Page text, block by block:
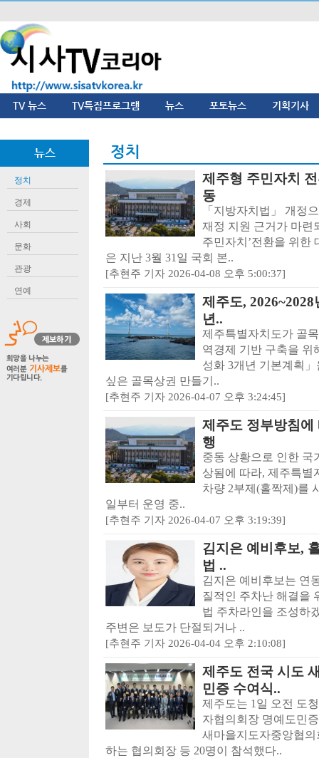
TV 뉴스 TV특집프로그램 뉴스 포토뉴스 기획기사
뉴스
정치
경제
사회
문화
관광
연예
정치
제주형 주민자치
동
「지방자치법」 개정
재정 지원 근거가 마련
주민자치’전환을 위한
은 지난 3월 31일 국회 본..
[추현주 기자 2026-04-08 오후 5:00:37]
제주도,
년..
제주특별자치도가 골
역경제 기반 구축을 위
성화 3개년 기본계획
싶은 골목상권 만들기..
[추현주 기자 2026-04-07 오후 3:24:45]
제주도 정부방침에
행
중동 상황으로 인한 국
상됨에 따라, 제주특별
차량 2부제(홀짝제)를
일부터 운영 중..
[추현주 기자 2026-04-07 오후 3:19:39]
김지은 예비후보,
법 ..
김지은 예비후보는 연
질적인 주차난 해결을
법 주차라인을 조성하
주변은 보도가 단절되거나 ..
[추현주 기자 2026-04-04 오후 2:10:08]
제주도 전국 시도
민증 수여식..
제주도는 1일 오전 도
자협의회장 명예도민
새마을지도자중앙협
하는 협의회장 등 20명이 참석했다..